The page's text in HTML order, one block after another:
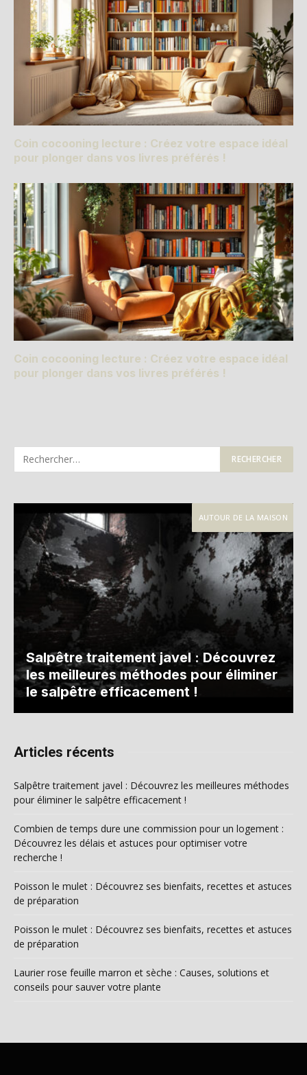
Coin cocooning lecture : Créez votre espace idéal
pour plonger dans vos livres préférés !
Coin cocooning lecture : Créez votre espace idéal
pour plonger dans vos livres préférés !
AUTOUR DE LA MAISON
Salpêtre traitement javel : Découvrez
les meilleures méthodes pour éliminer
le salpêtre efficacement !
Articles récents
Salpêtre traitement javel : Découvrez les meilleures méthodes
pour éliminer le salpêtre efficacement !
Combien de temps dure une commission pour un logement :
Découvrez les délais et astuces pour optimiser votre
recherche !
Poisson le mulet : Découvrez ses bienfaits, recettes et astuces
de préparation
Poisson le mulet : Découvrez ses bienfaits, recettes et astuces
de préparation
Laurier rose feuille marron et sèche : Causes, solutions et
conseils pour sauver votre plante